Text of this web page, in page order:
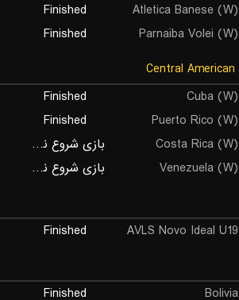
Atletica Banese (W)
Finished
Parnaiba Volei (W)
Finished
Cuba (W)
Finished
Puerto Rico (W)
Finished
Costa Rica (W) بازی شروع نشده است
Venezuela (W) بازی شروع نشده است
AVLS Novo Ideal U19
Finished
Bolivia
Finished